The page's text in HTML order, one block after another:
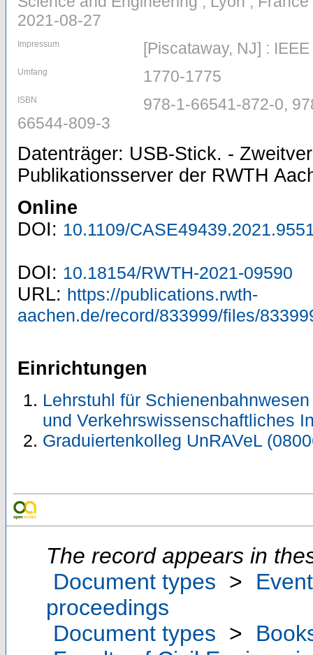
2021-08-27
Impressum [Piscataway, NJ] : IEEE
Umfang 1770-1775
ISBN
978-1-66541-872-0,
66544-809-3
Datenträger: USB-Stick. -
Publikationsserver der RWTH
Online
DOI: 10.1109/
DOI: 10.18154/RWTH-2021-09590
URL: https://publications.rwth-
aachen.de/record/833999/files/
Einrichtungen
Lehrstuhl für
und Verkehrswissenschaftliches
Graduiertenkolleg UnRAVeL
The record appears in
Document types >
proceedings
Document types >